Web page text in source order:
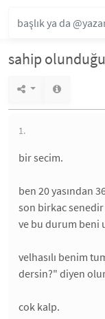
sahip
1.
bir secim.
ben 20 yasından
son birkac
ve bu durum beni
velhasılı benim
dersin?" diyen
cok kalp.